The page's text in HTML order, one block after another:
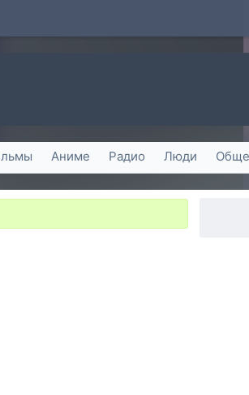
Аниме Радио Люди